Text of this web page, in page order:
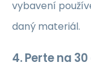
vybavení
daný materiál.
4. Perte na 30